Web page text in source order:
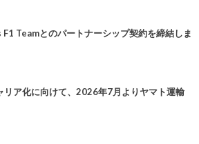
Teamとのパートナーシップ契約を締結しま
リア化に向けて、2026年7月よりヤマト運輸